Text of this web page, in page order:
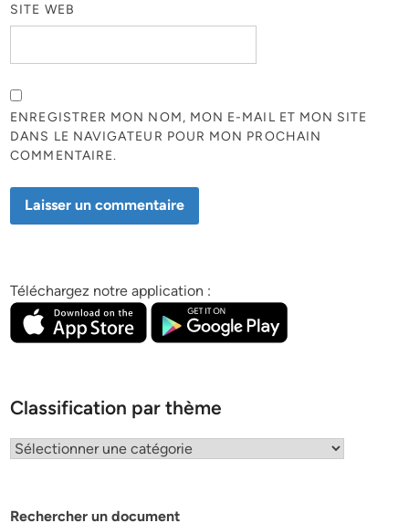
SITE WEB
ENREGISTRER MON NOM, MON E-MAIL ET MON SITE
DANS LE NAVIGATEUR POUR MON PROCHAIN
COMMENTAIRE.
Téléchargez notre application :
Classification par thème
Classification
Rechercher un document